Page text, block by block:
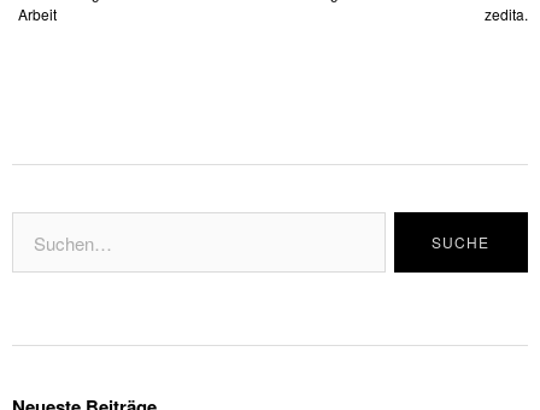
Arbeit
zedita.